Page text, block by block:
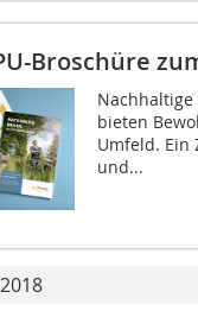
Broschüre
bieten
Umfeld. Ein
und...